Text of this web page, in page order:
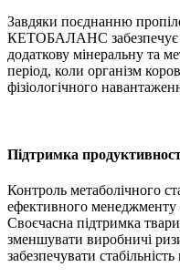
Завдяки поєднанню
КЕТОБАЛАНС забезпечує
додаткову мінеральну та
період, коли організм
фізіологічного
Підтримка
Контроль метаболічного
ефективного менеджменту
Своєчасна підтримка
зменшувати виробничі
забезпечувати